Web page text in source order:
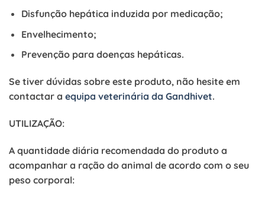
Disfunção hepática induzida por medicação;
Envelhecimento;
Prevenção para doenças hepáticas.
Se tiver dúvidas sobre este produto, não hesite em
contactar a equipa veterinária da Gandhivet.
UTILIZAÇÃO:
A quantidade diária recomendada do produto a
acompanhar a ração do animal de acordo com o seu
peso corporal: